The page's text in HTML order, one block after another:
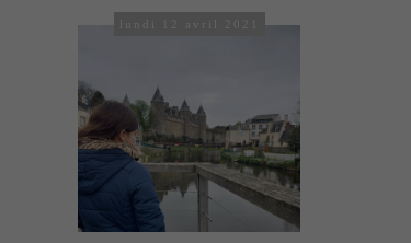
lundi 12 avril 2021